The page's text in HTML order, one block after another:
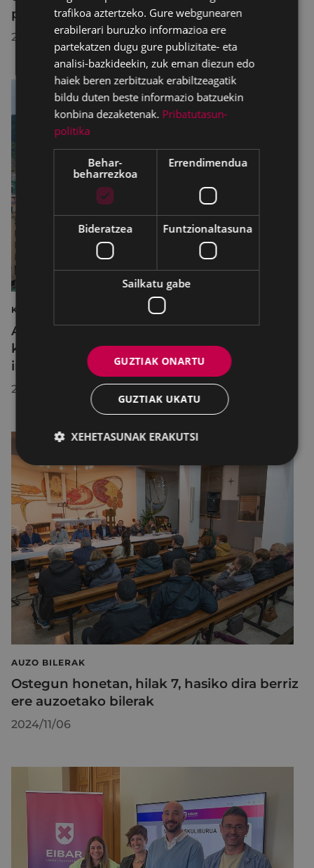
proiektuagatik
2025/04/30
KOMUNIKAZIO INKESTA
Abian da Udalaren eta herritarren arteko
komunikazioaren egoera baloratzeko
inkesta
2024/11/11
AUZO BILERAK
Ostegun honetan, hilak 7, hasiko dira berriz
ere auzoetako bilerak
2024/11/06
trafikoa aztertzeko. Gure webgunearen
erabilerari buruzko informazioa ere
partekatzen dugu gure publizitate- eta
analisi-bazkideekin, zuk eman diezun edo
haiek beren zerbitzuak erabiltzeagatik
bildu duten beste informazio batzuekin
konbina dezaketenak. Pribatutasun-
politika
Behar-
beharrezkoa
Errendimendua
Bideratzea Funtzionaltasuna
Sailkatu gabe
GUZTIAK ONARTU
GUZTIAK UKATU
XEHETASUNAK ERAKUTSI